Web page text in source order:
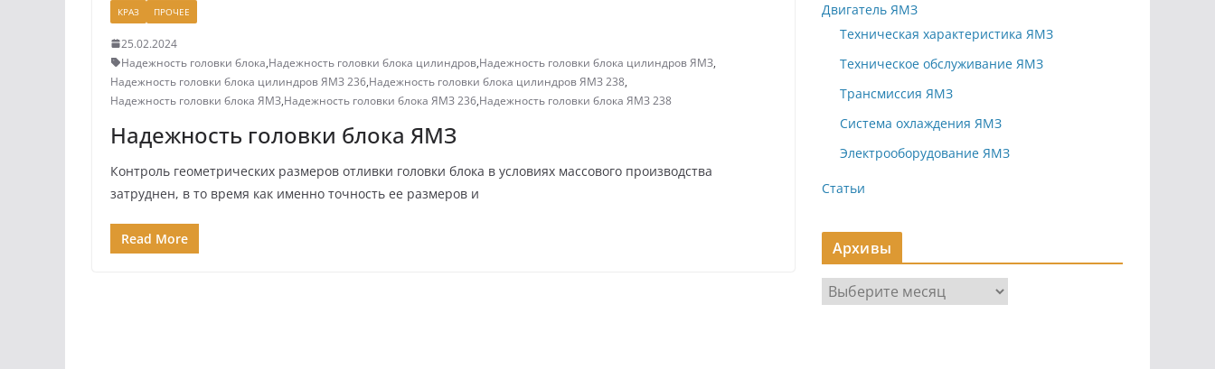
КРАЗ ПРОЧЕЕ
25.02.2024
Надежность головки блока,Надежность головки блока цилиндров,Надежность головки блока цилиндров ЯМЗ,
Надежность головки блока цилиндров ЯМЗ 236,Надежность головки блока цилиндров ЯМЗ 238,
Надежность головки блока ЯМЗ,Надежность головки блока ЯМЗ 236,Надежность головки блока ЯМЗ 238
Надежность головки блока ЯМЗ
Контроль геометрических размеров отливки головки блока в условиях массового производства
затруднен, в то время как именно точность ее размеров и
Read More
Двигатель ЯМЗ
Техническая характеристика ЯМЗ
Техническое обслуживание ЯМЗ
Трансмиссия ЯМЗ
Система охлаждения ЯМЗ
Электрооборудование ЯМЗ
Статьи
Архивы
р